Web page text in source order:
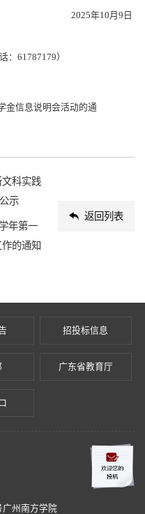
2025年10月9日
61787179）
金信息说明会活动的通
科实践
示
年第一
的通知
返回列表
招投标信息
广东省教育厅
州南方学院